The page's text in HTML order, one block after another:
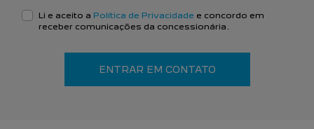
Li e aceito a Política de Privacidade e concordo em
receber comunicações da concessionária.
ENTRAR EM CONTATO